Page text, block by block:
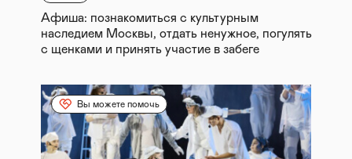
Афиша: познакомиться с культурным
наследием Москвы, отдать ненужное, погулять
с щенками и принять участие в забеге
Вы можете помочь